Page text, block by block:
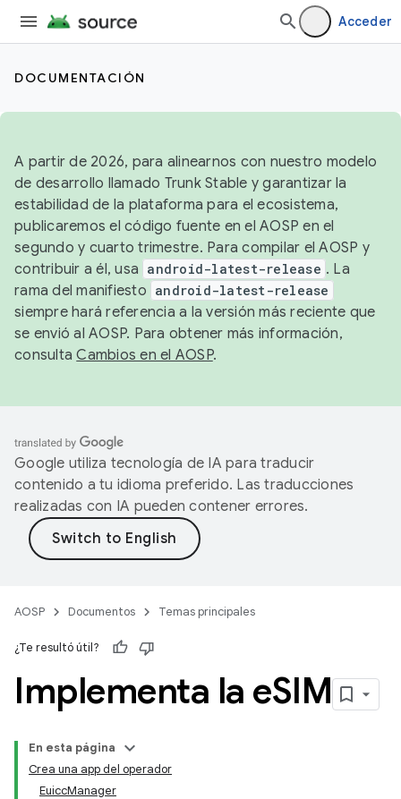
Acceder
DOCUMENTACIÓN
A partir de 2026, para alinearnos con nuestro modelo
de desarrollo llamado Trunk Stable y garantizar la
estabilidad de la plataforma para el ecosistema,
publicaremos el código fuente en el AOSP en el
segundo y cuarto trimestre. Para compilar el AOSP y
contribuir a él, usa android-latest-release . La
rama del manifiesto android-latest-release
siempre hará referencia a la versión más reciente que
se envió al AOSP. Para obtener más información,
consultaCambios en el AOSP.
Google utiliza tecnología de IA para traducir
contenido a tu idioma preferido. Las traducciones
realizadas con IA pueden contener errores.
AOSP Documentos Temas principales
¿Te resultó útil?
Implementa la eSIM
En esta página
Crea una app del operador
EuiccManager